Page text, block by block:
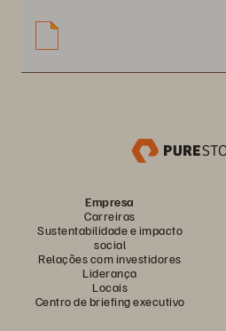
Empresa
Carreiras
Sustentabilidade e impacto
social
Relações com investidores
Liderança
Locais
Centro de briefing executivo